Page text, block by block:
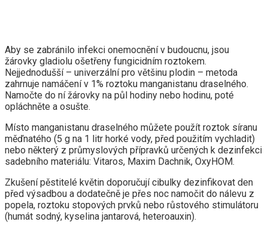
Aby se zabránilo infekci onemocnění v budoucnu, jsou
žárovky gladiolu ošetřeny fungicidním roztokem.
Nejjednodušší – univerzální pro většinu plodin – metoda
zahrnuje namáčení v 1% roztoku manganistanu draselného.
Namočte do ní žárovky na půl hodiny nebo hodinu, poté
opláchněte a osušte.
Místo manganistanu draselného můžete použít roztok síranu
měďnatého (5 g na 1 litr horké vody, před použitím vychladit)
nebo některý z průmyslových přípravků určených k dezinfekci
sadebního materiálu: Vitaros, Maxim Dachnik, OxyHOM.
Zkušení pěstitelé květin doporučují cibulky dezinfikovat den
před výsadbou a dodatečně je přes noc namočit do nálevu z
popela, roztoku stopových prvků nebo růstového stimulátoru
(humát sodný, kyselina jantarová, heteroauxin).